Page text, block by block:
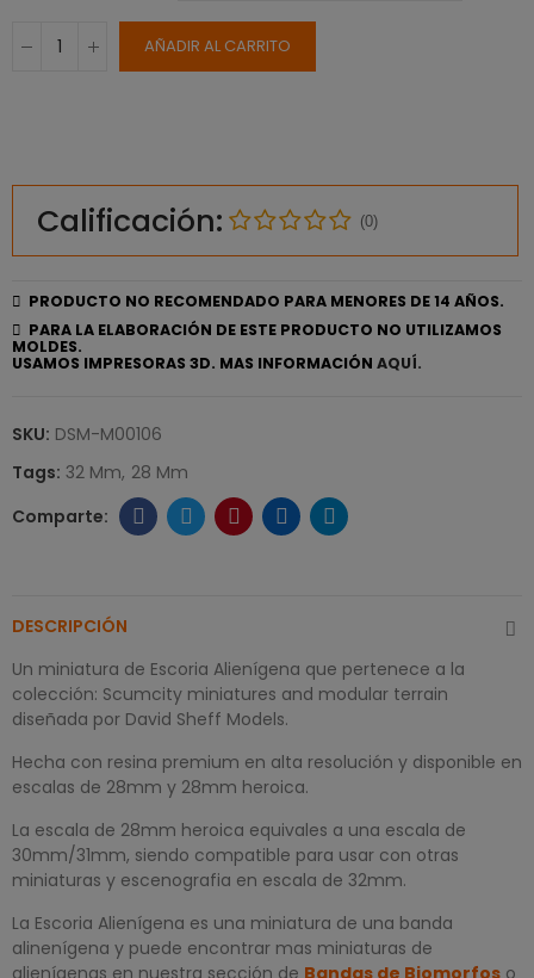
AÑADIR AL CARRITO
Calificación: (0)
PRODUCTO NO RECOMENDADO PARA MENORES DE 14 AÑOS.
PARA LA ELABORACIÓN DE ESTE PRODUCTO NO UTILIZAMOS
MOLDES.
USAMOS IMPRESORAS 3D. MAS INFORMACIÓN AQUÍ.
SKU: DSM-M00106
Tags: 32 Mm 28 Mm
DESCRIPCIÓN
Un miniatura de Escoria Alienígena que pertenece a la
colección: Scumcity miniatures and modular terrain
diseñada por David Sheff Models.
Hecha con resina premium en alta resolución y disponible en
escalas de 28mm y 28mm heroica.
La escala de 28mm heroica equivales a una escala de
30mm/31mm, siendo compatible para usar con otras
miniaturas y escenografia en escala de 32mm.
La Escoria Alienígena es una miniatura de una banda
alinenígena y puede encontrar mas miniaturas de